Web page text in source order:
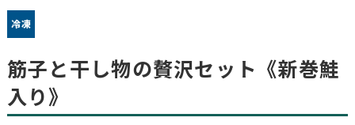
筋子と干し物の贅沢セット《新巻鮭
入り》